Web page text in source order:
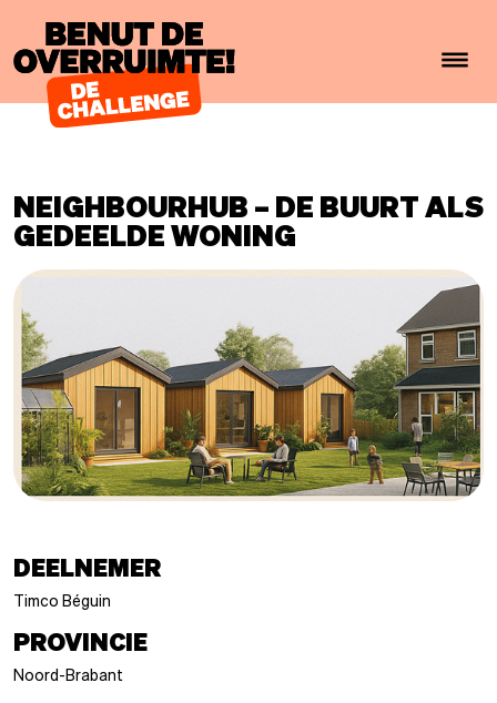
NEIGHBOURHUB – DE BUURT ALS
GEDEELDE WONING
DEELNEMER
Timco Béguin
PROVINCIE
Noord-Brabant